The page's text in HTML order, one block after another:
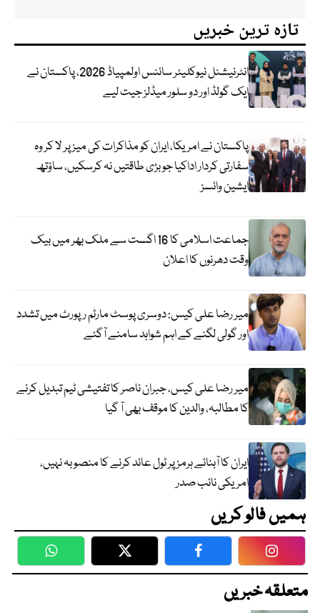
تازہ ترین خبریں
انٹرنیشنل نیوکلیئر سائنس اولمپیاڈ 2026، پاکستان نے
ایک گولڈ اور دو سلور میڈلز جیت لیے
پاکستان نے امریکا، ایران کو مذاکرات کی میز پر لا کر وہ
سفارتی کردار اداکیا جو بڑی طاقتیں نہ کرسکیں، ساؤتھ
ایشین وائسز
جماعت اسلامی کا 16 اگست سے ملک بھر میں بیک
وقت دھرنوں کا اعلان
میر رضا علی کیس: دوسری پوسٹ مارٹم رپورٹ میں تشدد
اور گولی لگنے کے اہم شواہد سامنے آگئے
میر رضا علی کیس، جبران ناصر کا تفتیشی ٹیم تبدیل کرنے
کا مطالبہ، والدین کا موقف بھی آ گیا
ایران کا آبنائے ہرمز پر ٹول عائد کرنے کا منصوبہ نہیں،
امریکی نائب صدر
ہمیں فالو کریں
WhatsApp Twitter Facebook
متعلقہ خبریں